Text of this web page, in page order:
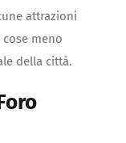
attrazioni
meno
della città.